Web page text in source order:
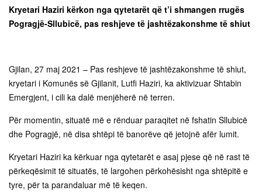
Kryetari Haziri kërkon nga qytetarët që t’i shmangen rrugës
Pogragjë-Sllubicë, pas reshjeve të jashtëzakonshme të shiut
Gjilan, 27 maj 2021 – Pas reshjeve të jashtëzakonshme të shiut,
kryetari i Komunës së Gjilanit, Lutfi Haziri, ka aktivizuar Shtabin
Emergjent, i cili ka dalë menjëherë në terren.
Për momentin, situatë më e rënduar paraqitet në fshatin Sllubicë
dhe Pogragjë, në disa shtëpi të banorëve që jetojnë afër lumit.
Kryetari Haziri ka kërkuar nga qytetarët e asaj pjese që në rast të
përkeqësimit të situatës, të largohen përkohësisht nga shtëpitë e
tyre, për ta parandaluar më të keqen.